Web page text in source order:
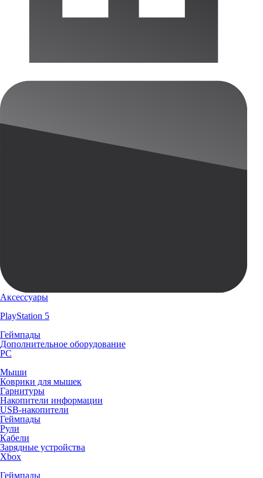
Аксессуары
PlayStation 5
Геймпады
Дополнительное оборудование
PC
Мыши
Коврики для мышек
Гарнитуры
Накопители информации
USB-накопители
Геймпады
Рули
Кабели
Зарядные устройства
Xbox
Геймпады